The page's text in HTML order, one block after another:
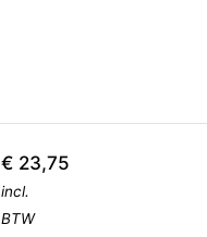
€ 23,75
incl.
BTW